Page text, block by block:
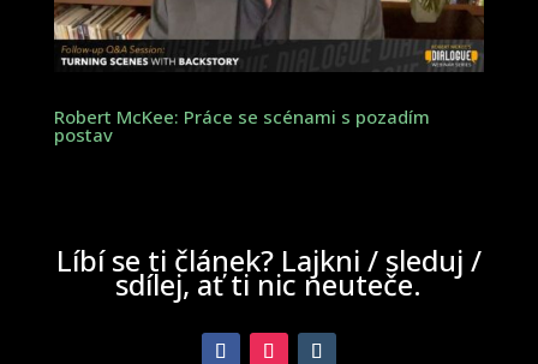
Robert McKee: Práce se scénami s pozadím
postav
Líbí se ti článek? Lajkni / sleduj /
sdílej, ať ti nic neuteče.